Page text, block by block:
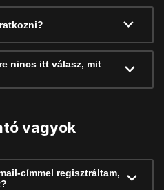
nincs itt válasz, mit
vagyok
címmel regisztráltam,